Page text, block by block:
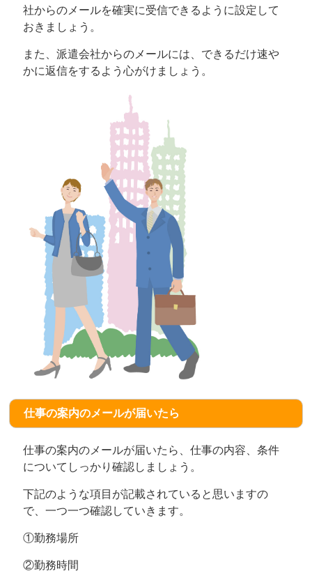
社からのメールを確実に受信できるように設定して
おきましょう。
また、派遣会社からのメールには、できるだけ速や
かに返信をするよう心がけましょう。
仕事の案内のメールが届いたら
仕事の案内のメールが届いたら、仕事の内容、条件
についてしっかり確認しましょう。
下記のような項目が記載されていると思いますの
で、一つ一つ確認していきます。
①勤務場所
②勤務時間